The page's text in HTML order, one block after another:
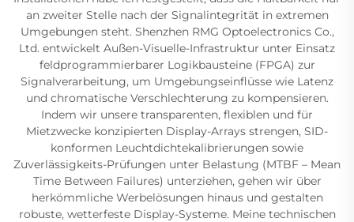
an zweiter Stelle nach der Signalintegrität in extremen
Umgebungen steht. Shenzhen RMG Optoelectronics Co.,
Ltd. entwickelt Außen-Visuelle-Infrastruktur unter Einsatz
feldprogrammierbarer Logikbausteine (FPGA) zur
Signalverarbeitung, um Umgebungseinflüsse wie Latenz
und chromatische Verschlechterung zu kompensieren.
Indem wir unsere transparenten, flexiblen und für
Mietzwecke konzipierten Display-Arrays strengen, SID-
konformen Leuchtdichtekalibrierungen sowie
Zuverlässigkeits-Prüfungen unter Belastung (MTBF – Mean
Time Between Failures) unterziehen, gehen wir über
herkömmliche Werbelösungen hinaus und gestalten
robuste, wetterfeste Display-Systeme. Meine technischen